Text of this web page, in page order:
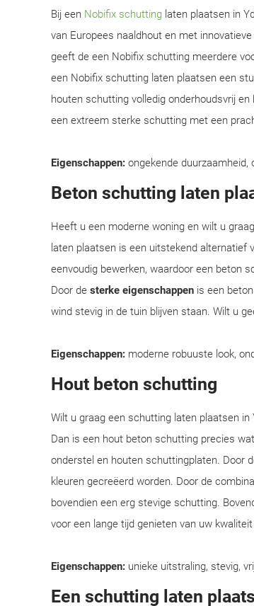
Bij een Nobifix schutting laten plaatsen in
van Europees naaldhout en met
geeft de een Nobifix schutting meerdere
een Nobifix schutting laten plaatsen een
houten schutting volledig onderhoudsvrij
een extreem sterke schutting met een
Eigenschappen: ongekende duurzaamheid,
Beton schutting laten
Heeft u een moderne woning en wilt u
laten plaatsen is een uitstekend alternatief
eenvoudig bewerken, waardoor een beton
Door de sterke eigenschappen is een
wind stevig in de tuin blijven staan. Wilt u
Eigenschappen: moderne robuuste look,
Hout beton schutting
Wilt u graag een schutting laten plaatsen
Dan is een hout beton schutting precies
onderstel en houten schuttingplaten. Door
kleuren gecreëerd worden. Door de
bovendien een erg stevige schutting.
voor een lange tijd genieten van uw
Eigenschappen: unieke uitstraling, stevig,
Een schutting laten